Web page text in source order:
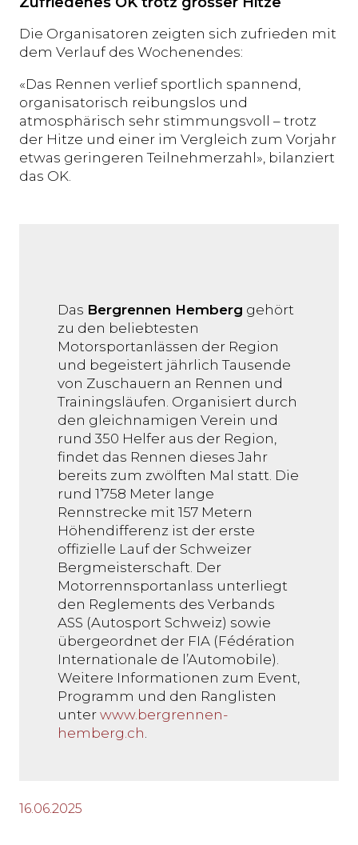
Die Organisatoren zeigten sich zufrieden mit
dem Verlauf des Wochenendes:
«Das Rennen verlief sportlich spannend,
organisatorisch reibungslos und
atmosphärisch sehr stimmungsvoll – trotz
der Hitze und einer im Vergleich zum Vorjahr
etwas geringeren Teilnehmerzahl», bilanziert
das OK.
Das Bergrennen Hemberg gehört
zu den beliebtesten
Motorsportanlässen der Region
und begeistert jährlich Tausende
von Zuschauern an Rennen und
Trainingsläufen. Organisiert durch
den gleichnamigen Verein und
rund 350 Helfer aus der Region,
findet das Rennen dieses Jahr
bereits zum zwölften Mal statt. Die
rund 1’758 Meter lange
Rennstrecke mit 157 Metern
Höhendifferenz ist der erste
offizielle Lauf der Schweizer
Bergmeisterschaft. Der
Motorrennsportanlass unterliegt
den Reglements des Verbands
ASS (Autosport Schweiz) sowie
übergeordnet der FIA (Fédération
Internationale de l’Automobile).
Weitere Informationen zum Event,
Programm und den Ranglisten
unter www.bergrennen-
hemberg.ch
16.06.2025